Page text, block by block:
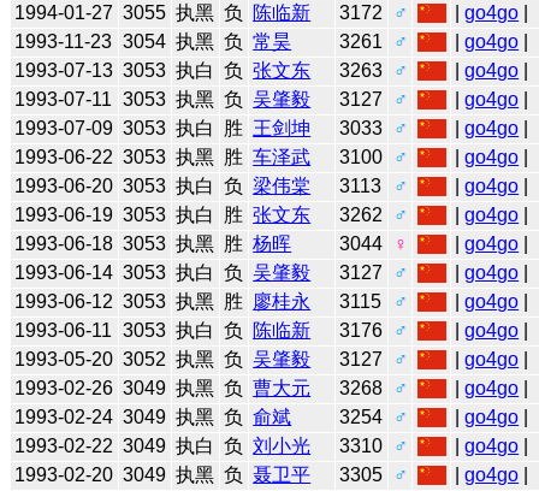
1994-01-27 3055 执黑 负 陈临新 3172 ♂ |go4go
1993-11-23 3054 执黑 负 常昊 3261 ♂ |go4go
1993-07-13 3053 执白 负 张文东 3263 ♂ |go4go
1993-07-11 3053 执黑 负 吴肇毅 3127 ♂ |go4go
1993-07-09 3053 执白 胜 王剑坤 3033 ♂ |go4go
1993-06-22 3053 执黑 胜 车泽武 3100 ♂ |go4go
1993-06-20 3053 执白 负 梁伟棠 3113 ♂ |go4go
1993-06-19 3053 执白 胜 张文东 3262 ♂ |go4go
1993-06-18 3053 执黑 胜 杨晖 3044 ♀ |go4go
1993-06-14 3053 执白 负 吴肇毅 3127 ♂ |go4go
1993-06-12 3053 执黑 胜 廖桂永 3115 ♂ |go4go
1993-06-11 3053 执白 负 陈临新 3176 ♂ |go4go
1993-05-20 3052 执黑 负 吴肇毅 3127 ♂ |go4go
1993-02-26 3049 执黑 负 曹大元 3268 ♂ |go4go
1993-02-24 3049 执黑 负 俞斌 3254 ♂ |go4go
1993-02-22 3049 执白 负 刘小光 3310 ♂ |go4go
1993-02-20 3049 执黑 负 聂卫平 3305 ♂ |go4go